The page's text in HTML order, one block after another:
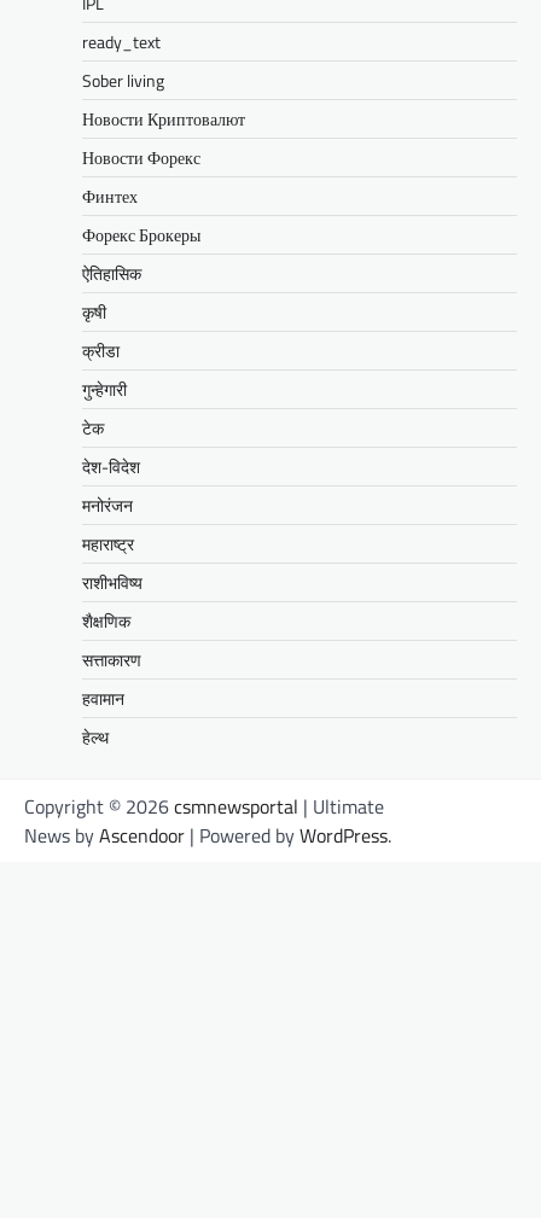
ready_text
Sober living
Новости Криптовалют
Новости Форекс
Финтех
Форекс Брокеры
ऐतिहासिक
कृषी
क्रीडा
गुन्हेगारी
टेक
देश-विदेश
मनोरंजन
महाराष्ट्र
राशीभविष्य
शैक्षणिक
सत्ताकारण
हवामान
हेल्थ
Copyright © 2026csmnewsportal | Ultimate
News byAscendoor | Powered byWordPress.